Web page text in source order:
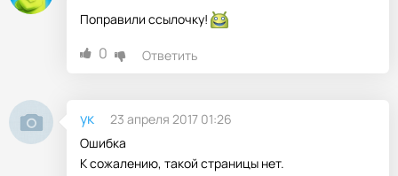
Поправили ссылочку!
0 Ответить
ук
23 апреля 2017 01:26
Ошибка
К сожалению, такой страницы нет.